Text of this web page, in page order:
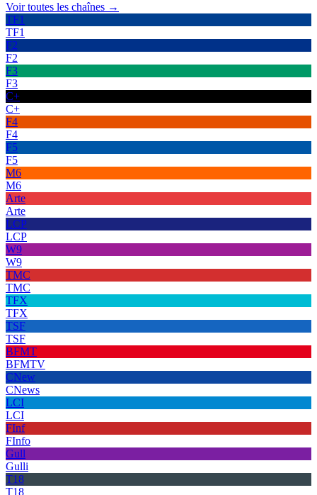
Voir toutes les chaînes →
TF1
TF1
F2
F2
F3
F3
C+
C+
F4
F4
F5
F5
M6
M6
Arte
Arte
LCP
LCP
W9
W9
TMC
TMC
TFX
TFX
TSF
TSF
BFMT
BFMTV
CNew
CNews
LCI
LCI
FInf
FInfo
Gull
Gulli
T18
T18